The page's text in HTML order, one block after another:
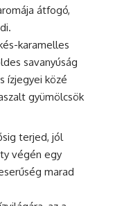
átfogó,
karamelles
savanyúság
ízjegyei közé
gyümölcsök
terjed, jól
végén egy
marad